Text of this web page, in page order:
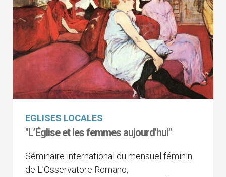
EGLISES LOCALES
"L’Église et les femmes aujourd'hui"
Séminaire international du mensuel féminin
de L’Osservatore Romano,